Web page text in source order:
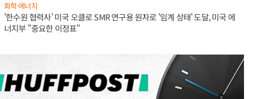
화학·에너지
'한수원 협력사' 미국 오클로 SMR 연구용 원자로 '임계 상태' 도달, 미국 에
너지부 "중요한 이정표"